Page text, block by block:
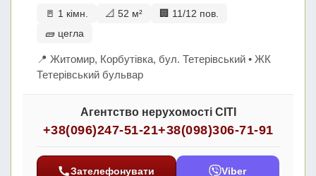
🚪 1 кімн. 📐 52 м²
🏢 11/12 пов.
🧱 цегла
📍 Житомир, Корбутівка, бул. Тетерівський • ЖК
Тетерівський бульвар
Агентство нерухомості СІТІ
+38(096)247-51-21+38(098)306-71-91
Зателефонувати Viber